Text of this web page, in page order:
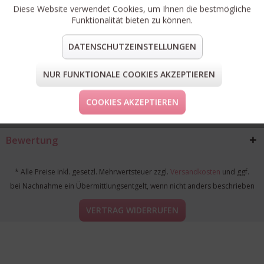
Rechtliches
Wir akzeptieren
Wir versenden mit
Du findest uns auf
Bewertung
* Alle Preise inkl. gesetzl. Mehrwertsteuer zzgl. Versandkosten und ggf.
bei Nachnahme ein Übermittlungsentgelt, wenn nicht anders beschrieben
VERTRAG WIDERRUFEN
Diese Website verwendet Cookies, um Ihnen die bestmögliche
Funktionalität bieten zu können.
DATENSCHUTZEINSTELLUNGEN
NUR FUNKTIONALE COOKIES AKZEPTIEREN
COOKIES AKZEPTIEREN